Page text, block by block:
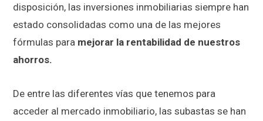
disposición, las inversiones inmobiliarias siempre han
estado consolidadas como una de las mejores
fórmulas para mejorar la rentabilidad de nuestros
ahorros.
De entre las diferentes vías que tenemos para
acceder al mercado inmobiliario, las subastas se han